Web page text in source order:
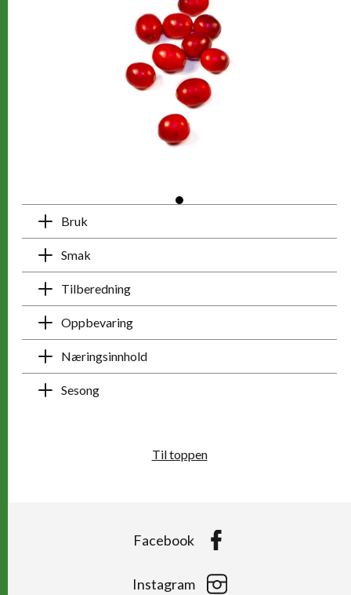
Bruk
Smak
Tilberedning
Oppbevaring
Næringsinnhold
Sesong
Til toppen
Facebook
Instagram